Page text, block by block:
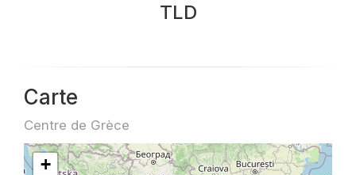
TLD
Carte
Centre de Grèce
+